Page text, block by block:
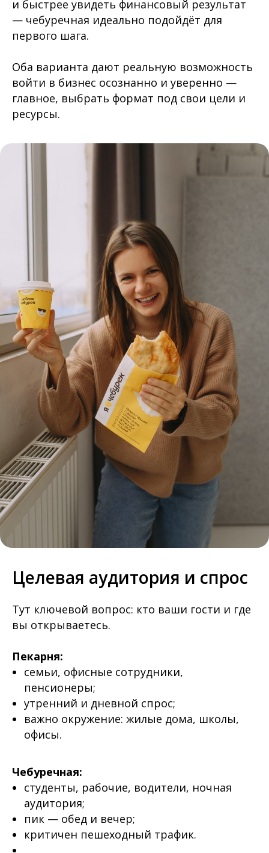
и быстрее увидеть финансовый результат
— чебуречная идеально подойдёт для
первого шага.
Оба варианта дают реальную возможность
войти в бизнес осознанно и уверенно —
главное, выбрать формат под свои цели и
ресурсы.
Целевая аудитория и спрос
Тут ключевой вопрос: кто ваши гости и где
вы открываетесь.
Пекарня:
семьи, офисные сотрудники,
пенсионеры;
утренний и дневной спрос;
важно окружение: жилые дома, школы,
офисы.
Чебуречная:
студенты, рабочие, водители, ночная
аудитория;
пик — обед и вечер;
критичен пешеходный трафик.